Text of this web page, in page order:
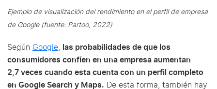
Ejemplo de visualización del rendimiento en el perfil de empresa
de Google (fuente: Partoo, 2022)
Según Google
las probabilidades de que los
consumidores confíen en una empresa aumentan
2,7 veces cuando esta cuenta con un perfil completo
en Google Search y Maps. De esta forma, también hay